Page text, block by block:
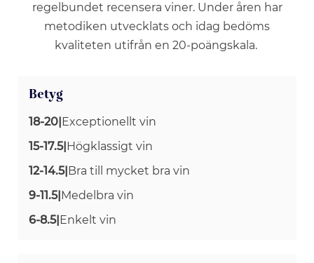
regelbundet recensera viner. Under åren har
metodiken utvecklats och idag bedöms
kvaliteten utifrån en 20-poängskala.
Betyg
18-20 Exceptionellt vin
15-17.5| Högklassigt vin
12-14.5| Bra till mycket bra vin
9-11.5| Medelbra vin
6-8.5| Enkelt vin